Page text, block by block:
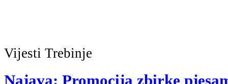
Vijesti Trebinje
Najava: Promocija zbirke